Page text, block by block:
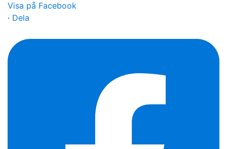
Visa på Facebook
· Dela